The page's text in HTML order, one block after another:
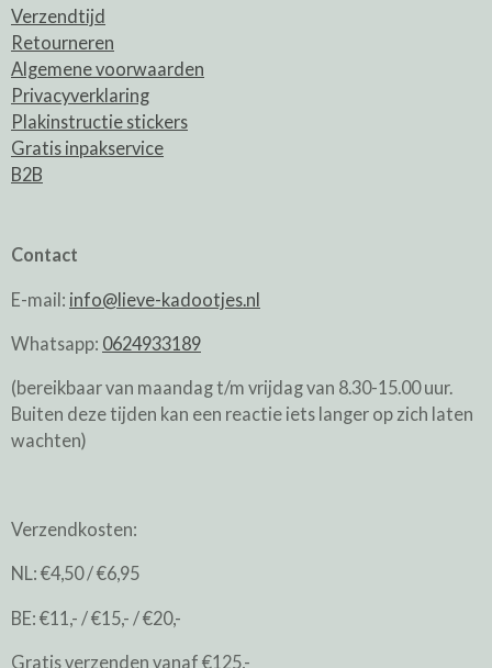
Verzendtijd
Retourneren
Algemene voorwaarden
Privacyverklaring
Plakinstructie stickers
Gratis inpakservice
B2B
Contact
E-mail: info@lieve-kadootjes.nl
Whatsapp: 0624933189
(bereikbaar van maandag t/m vrijdag van 8.30-15.00 uur.
Buiten deze tijden kan een reactie iets langer op zich laten
wachten)
Verzendkosten:
NL: €4,50 / €6,95
BE: €11,- / €15,- / €20,-
Gratis verzenden vanaf €125,-